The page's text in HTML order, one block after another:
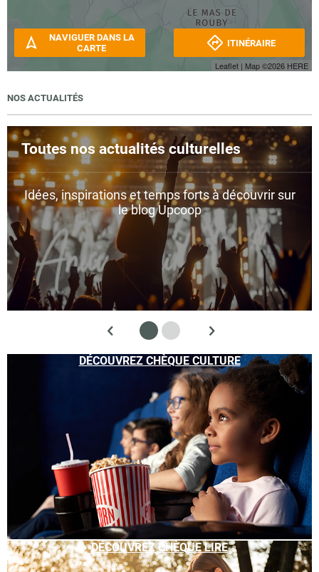
Leaflet | Map ©2026 HERE
NAVIGUER DANS LA
CARTE
ITINÉRAIRE
NOS ACTUALITÉS
Toutes nos actualités culturelles
Idées, inspirations et temps forts à découvrir sur
le blog Upcoop
DÉCOUVREZ CHÈQUE CULTURE
DÉCOUVREZ CHÈQUE LIRE